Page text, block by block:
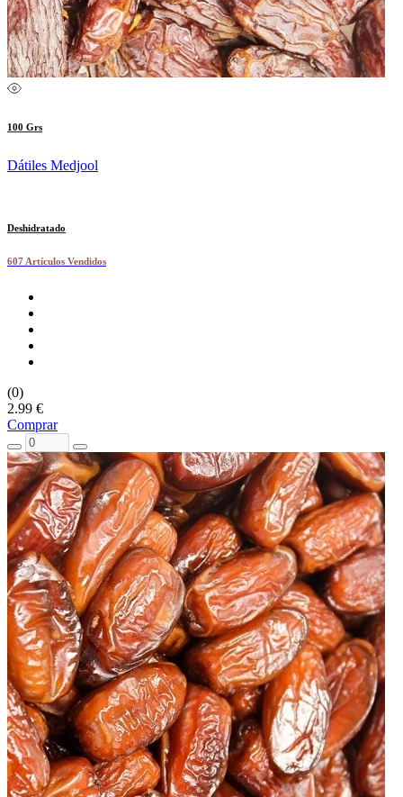
100 Grs
Dátiles Medjool
Deshidratado
607 Artículos Vendidos
(0)
2.99 €
Comprar